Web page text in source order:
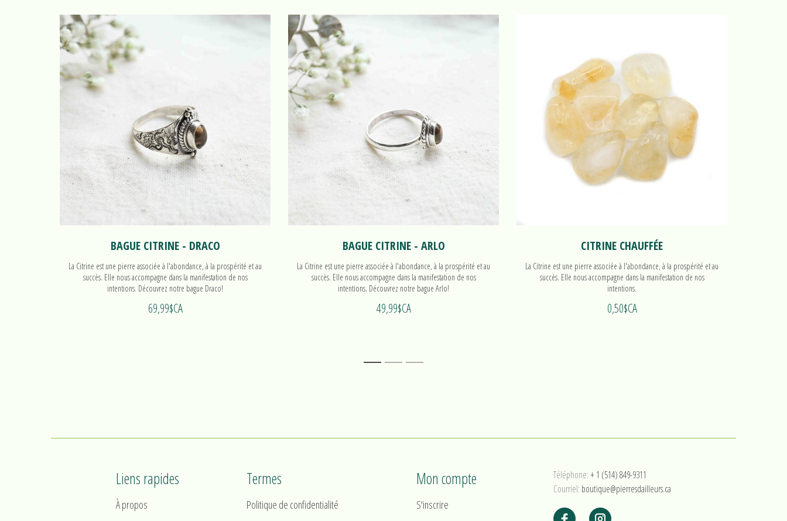
BAGUE CITRINE - DRACO
La Citrine est une pierre associée à l'abondance, à la prospérité et au
succès. Elle nous accompagne dans la manifestation de nos
intentions. Découvrez notre bague Draco!
69,99$CA
BAGUE CITRINE - ARLO
La Citrine est une pierre associée à l'abondance, à la prospérité et au
succès. Elle nous accompagne dans la manifestation de nos
intentions. Découvrez notre bague Arlo!
49,99$CA
CITRINE CHAUFFÉE
La Citrine est une pierre associée à l'abondance, à la prospérité et au
succès. Elle nous accompagne dans la manifestation de nos
intentions.
0,50$CA
1 2 3
Liens rapides
À propos
Termes
Politique de confidentialité
Mon compte
S'inscrire
Téléphone:+ 1 (514) 849-9311
Courriel: boutique@pierresdailleurs.ca